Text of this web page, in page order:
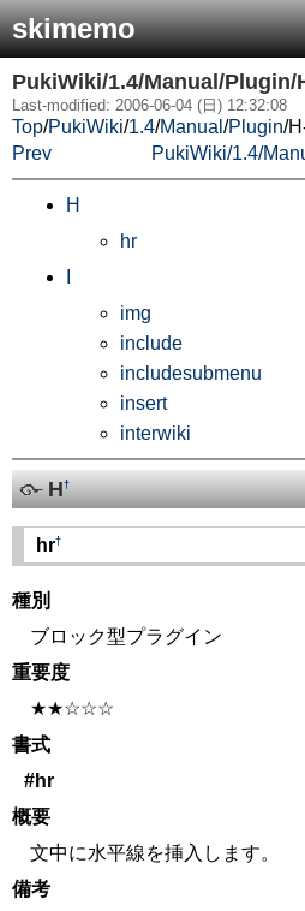
skimemo
PukiWiki/1.4/Manual/Plugin/
Last-modified: 2006-06-04 (日) 12:32:08
Top/PukiWiki/1.4/Manual /Plugin/
Prev
PukiWiki/1.4/
H
hr
img
include
includesubmenu
insert
interwiki
H†
hr†
種別
ブロック型プラグイン
重要度
★★☆☆☆
書式
#hr
概要
文中に水平線を挿入します。
備考